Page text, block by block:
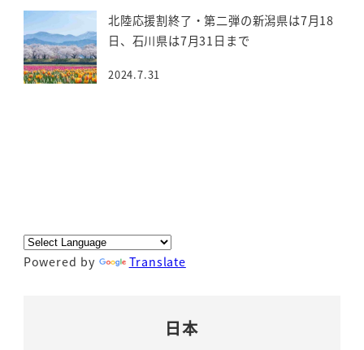
北陸応援割終了・第二弾の新潟県は7月18
日、石川県は7月31日まで
2024.7.31
Powered by Translate
日本